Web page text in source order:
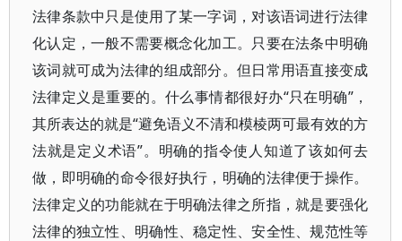
法律条款中只是使用了某一字词，对该语词进行法律
化认定，一般不需要概念化加工。只要在法条中明确
该词就可成为法律的组成部分。但日常用语直接变成
法律定义是重要的。什么事情都很好办“只在明确”，
其所表达的就是“避免语义不清和模棱两可最有效的方
法就是定义术语”。明确的指令使人知道了该如何去
做，即明确的命令很好执行，明确的法律便于操作。
法律定义的功能就在于明确法律之所指，就是要强化
法律的独立性、明确性、稳定性、安全性、规范性等